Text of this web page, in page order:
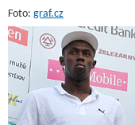
Foto: graf.cz